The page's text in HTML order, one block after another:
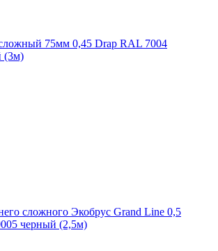
75мм 0,45 Drap RAL 7004
(3м)
сложного Экобрус Grand Line 0,5
черный (2,5м)